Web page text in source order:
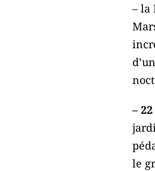
– la
–
le